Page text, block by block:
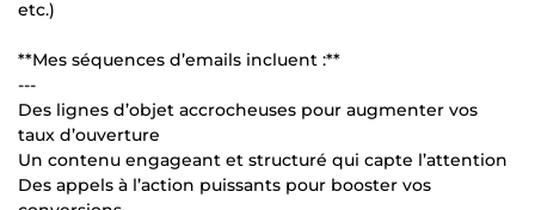
etc.)
**Mes séquences d’emails incluent :**
---
Des lignes d’objet accrocheuses pour augmenter vos
taux d’ouverture
Un contenu engageant et structuré qui capte l’attention
Des appels à l’action puissants pour booster vos